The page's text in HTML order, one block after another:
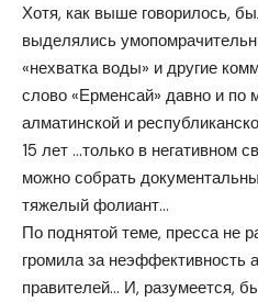
Хотя, как выше говорилось,
выделялись
«нехватка воды» и другие
слово «Ерменсай» давно и по
алматинской и
15 лет …только в негативном
можно собрать
тяжелый фолиант…
По поднятой теме, пресса не
громила за неэффективность
правителей… И, разумеется,